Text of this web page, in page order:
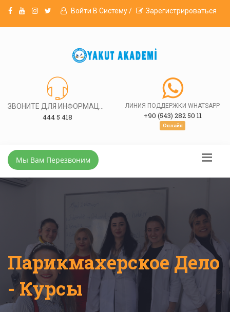
Войти В Систему / Зарегистрироваться
444 5 418
ЛИНИЯ ПОДДЕРЖКИ WHATSAPP
+90 (543) 282 50 11
Онлайн
Мы Вам Перезвоним
Парикмахерское Дело
- Курсы